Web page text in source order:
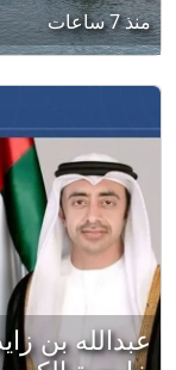
منذ 7 ساعات
عبدالله بن